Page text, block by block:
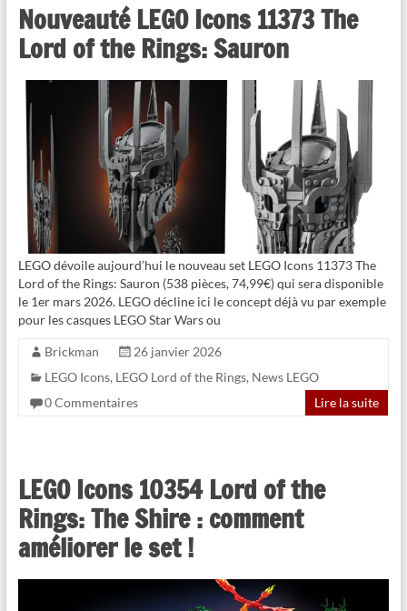
Nouveauté LEGO Icons 11373 The
Lord of the Rings: Sauron
LEGO dévoile aujourd’hui le nouveau set LEGO Icons 11373 The
Lord of the Rings: Sauron (538 pièces, 74,99€) qui sera disponible
le 1er mars 2026. LEGO décline ici le concept déjà vu par exemple
pour les casques LEGO Star Wars ou
Brickman
26 janvier 2026
LEGO Icons, LEGO Lord of the Rings, News LEGO
0 Commentaires
Lire la suite
LEGO Icons 10354 Lord of the
Rings: The Shire : comment
améliorer le set !